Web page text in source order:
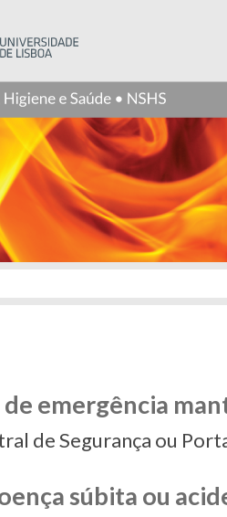
emergência
de Segurança ou
súbita ou